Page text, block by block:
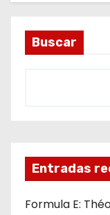
Buscar
Entradas
Formula E: